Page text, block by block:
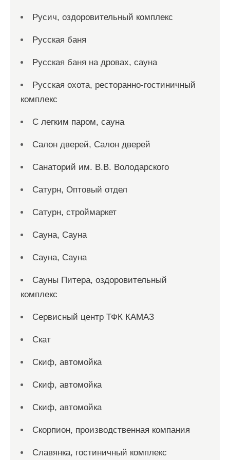
Русич, оздоровительный комплекс
Русская баня
Русская баня на дровах, сауна
Русская охота, ресторанно-гостиничный
комплекс
С легким паром, сауна
Салон дверей, Салон дверей
Санаторий им. В.В. Володарского
Сатурн, Оптовый отдел
Сатурн, строймаркет
Сауна, Сауна
Сауна, Сауна
Сауны Питера, оздоровительный
комплекс
Сервисный центр ТФК КАМАЗ
Скат
Скиф, автомойка
Скиф, автомойка
Скиф, автомойка
Скорпион, производственная компания
Славянка, гостиничный комплекс